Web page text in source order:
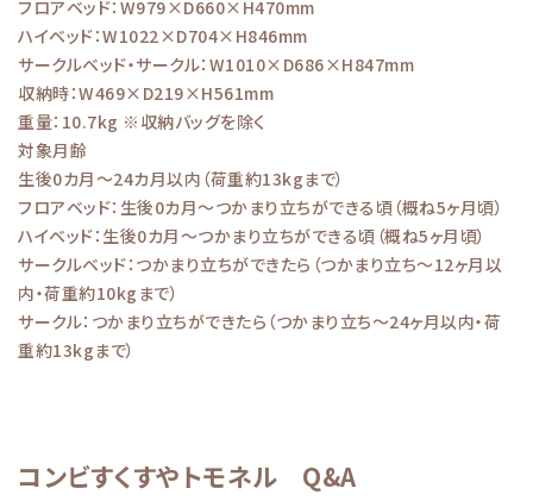
フロアベッド：W979×D660×H470mm
ハイベッド：W1022×D704×H846mm
サークルベッド・サークル：W1010×D686×H847mm
収納時：W469×D219×H561mm
重量：10.7kg ※収納バッグを除く
対象月齢
生後0カ月～24カ月以内（荷重約13kgまで）
フロアベッド：生後0カ月～つかまり立ちができる頃（概ね5ヶ月頃）
ハイベッド：生後0カ月～つかまり立ちができる頃（概ね5ヶ月頃）
サークルベッド：つかまり立ちができたら（つかまり立ち～12ヶ月以
内・荷重約10kgまで）
サークル：つかまり立ちができたら（つかまり立ち～24ヶ月以内・荷
重約13kgまで）
コンビすくすやトモネル Q&A